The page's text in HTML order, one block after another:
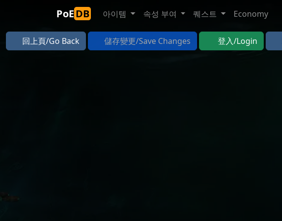
PoEDB 아이템 속성 부여 퀘스트 Economy
回上頁/Go Back 儲存變更/Save Changes 登入/Login